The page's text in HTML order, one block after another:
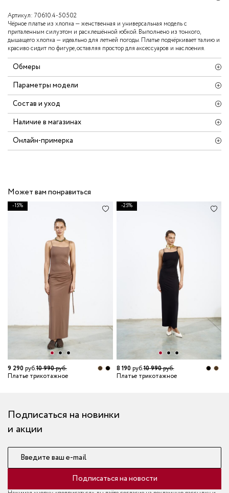
Артикул: 70610.4-50502
Чёрное платье из хлопка — женственная и универсальная модель с
приталенным силуэтом и расклешённой юбкой. Выполнено из тонкого,
дышащего хлопка — идеально для летней погоды. Платье подчёркивает талию и
красиво сидит по фигуре, оставляя простор для аксессуаров и наслоения.
Обмеры
Параметры модели
Состав и уход
Наличие в магазинах
Онлайн-примерка
Может вам понравиться
-15%
9 290руб.10 990руб.
Платье трикотажное
-25%
8 190руб.10 990руб.
Платье трикотажное
Подписаться на новинки
и акции
Введите ваш e-mail
Подписаться на новости